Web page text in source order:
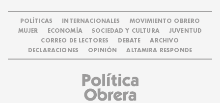
POLÍTICAS INTERNACIONALES
MOVIMIENTO OBRERO
MUJER
ECONOMÍA SOCIEDAD Y CULTURA
JUVENTUD
CORREO DE LECTORES
DEBATE
ARCHIVO
DECLARACIONES
OPINIÓN ALTAMIRA RESPONDE